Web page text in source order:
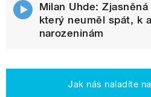
Milan Uhde:
který neuměl spát, k
narozeninám
Jak nás naladíte